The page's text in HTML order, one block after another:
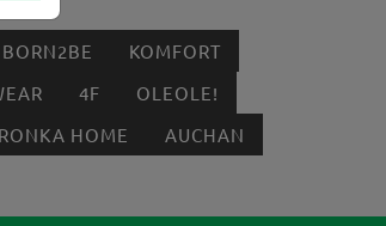
BORN2BE
KOMFORT
4F
OLEOLE!
HOME
AUCHAN